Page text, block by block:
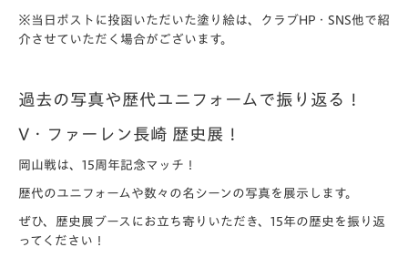
※当日ポストに投函いただいた塗り絵は、クラブHP・SNS他で紹
介させていただく場合がございます。
過去の写真や歴代ユニフォームで振り返る！
V・ファーレン長崎 歴史展！
岡山戦は、15周年記念マッチ！
歴代のユニフォームや数々の名シーンの写真を展示します。
ぜひ、歴史展ブースにお立ち寄りいただき、15年の歴史を振り返
ってください！